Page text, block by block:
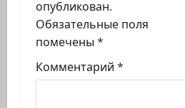
п
и
с
опубликован.
Обязательные поля
помечены *
Комментарий *